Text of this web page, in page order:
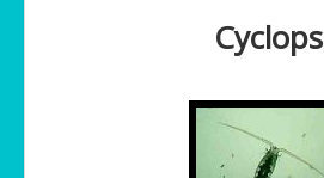
Cyclops